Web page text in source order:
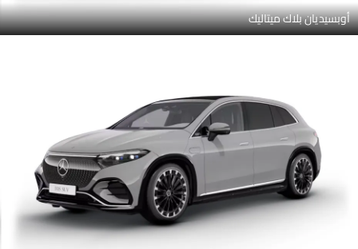
أوبسيديان بلاك ميتاليك